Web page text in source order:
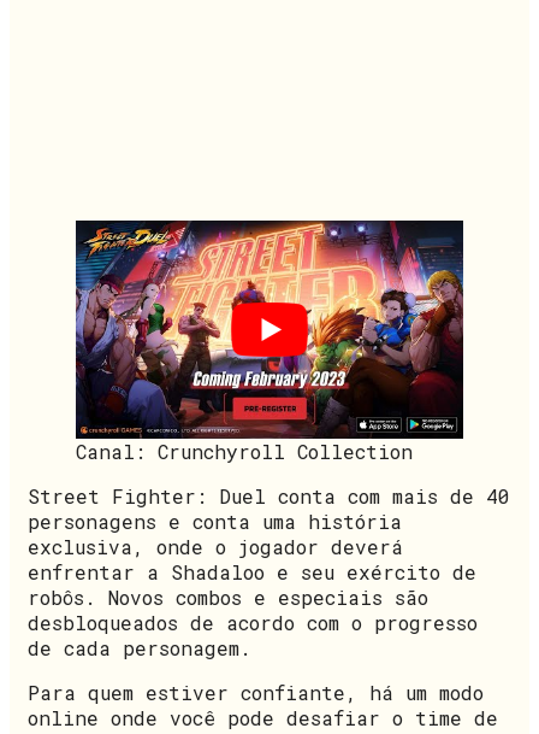
Canal: Crunchyroll Collection
Street Fighter: Duel conta com mais de 40
personagens e conta uma história
exclusiva, onde o jogador deverá
enfrentar a Shadaloo e seu exército de
robôs. Novos combos e especiais são
desbloqueados de acordo com o progresso
de cada personagem.
Para quem estiver confiante, há um modo
online onde você pode desafiar o time de